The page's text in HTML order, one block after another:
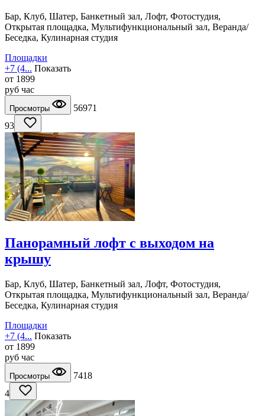
Бар, Клуб, Шатер, Банкетный зал, Лофт, Фотостудия,
Открытая площадка, Мультифункциональный зал, Веранда/
Беседка, Кулинарная студия
Площадки
+7 (4... Показать
от 1899
руб час
Просмотры
56971
93
Панорамный лофт с выходом на
крышу
Бар, Клуб, Шатер, Банкетный зал, Лофт, Фотостудия,
Открытая площадка, Мультифункциональный зал, Веранда/
Беседка, Кулинарная студия
Площадки
+7 (4... Показать
от 1899
руб час
Просмотры
7418
4